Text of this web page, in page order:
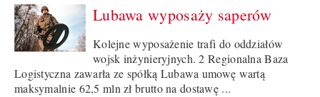
Lubawa wyposaży saperów
Kolejne wyposażenie trafi do oddziałów
wojsk inżynieryjnych. 2 Regionalna Baza
Logistyczna zawarła ze spółką Lubawa umowę wartą
maksymalnie 62,5 mln zł brutto na dostawę ...